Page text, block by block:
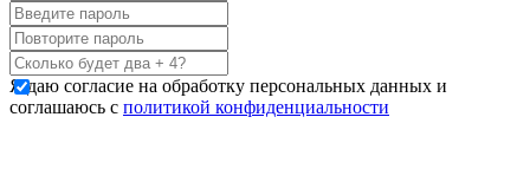
Я даю согласие на обработку персональных данных и
соглашаюсь с политикой конфиденциальности